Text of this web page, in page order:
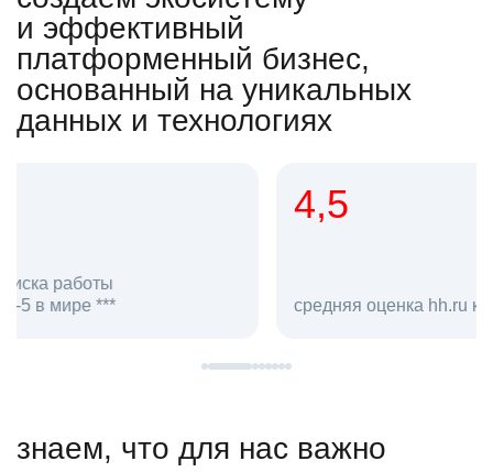
и эффективный
платформенный бизнес,
основанный на уникальных
данных и технологиях
средняя оценка hh.ru как работодателя **
в hh.ru
знаем, что для нас важно